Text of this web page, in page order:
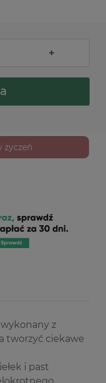
+
życzeń
z
tworzyć ciekawe
i past